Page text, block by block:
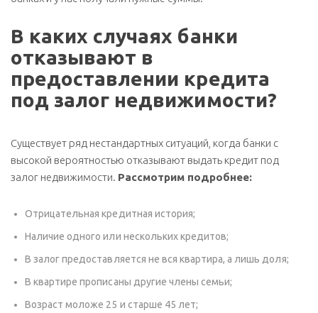
В каких случаях банки
отказывают в
предоставлении кредита
под залог недвижимости?
Существует ряд нестандартных ситуаций, когда банки с
высокой вероятностью отказывают выдать кредит под
залог недвижимости. Рассмотрим подробнее:
Отрицательная кредитная история;
Наличие одного или нескольких кредитов;
В залог предоставляется не вся квартира, а лишь доля;
В квартире прописаны другие члены семьи;
Возраст моложе 25 и старше 45 лет;